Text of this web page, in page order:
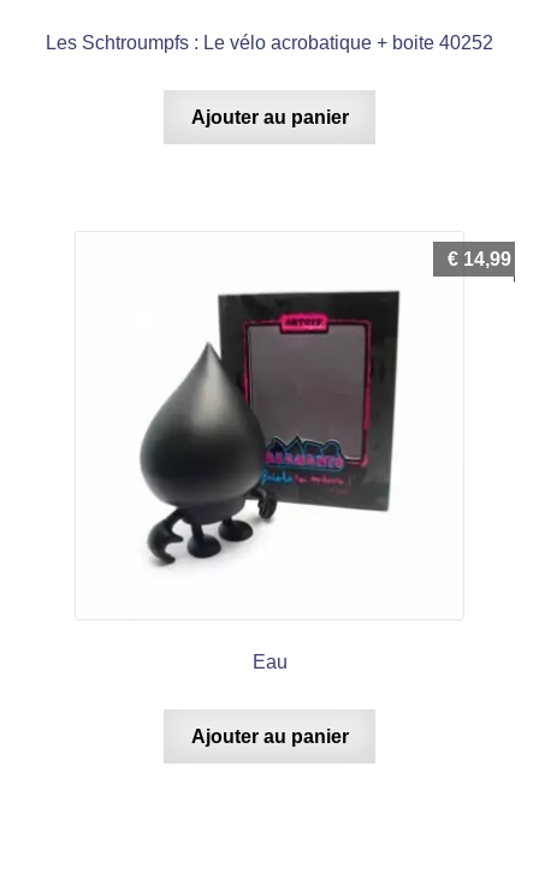
Les Schtroumpfs : Le vélo acrobatique + boite 40252
Ajouter au panier
Eau
€ 14,99
Ajouter au panier